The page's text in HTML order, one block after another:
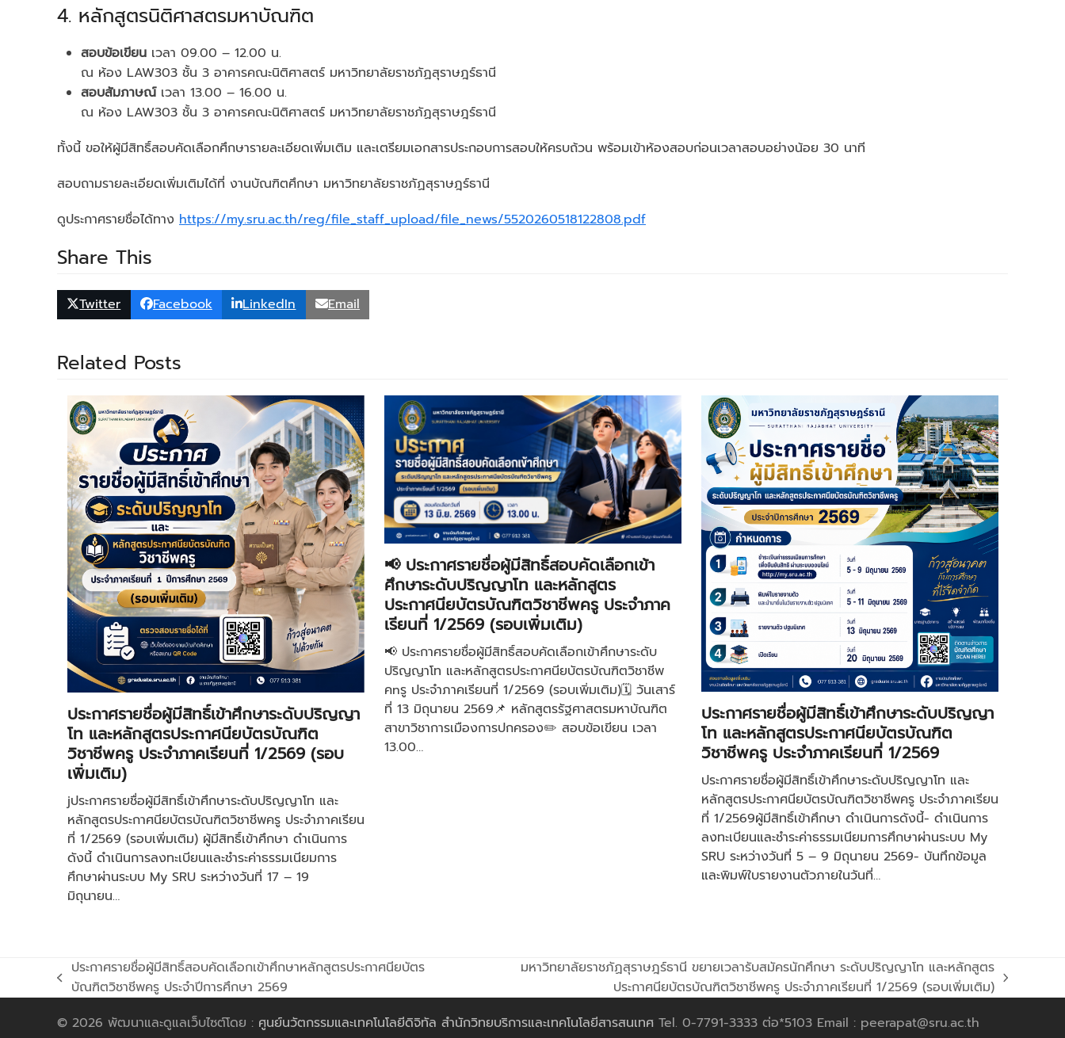
4. หลักสูตรนิติศาสตรมหาบัณฑิต
สอบข้อเขียน เวลา 09.00 – 12.00 น.
ณ ห้อง LAW303 ชั้น 3 อาคารคณะนิติศาสตร์ มหาวิทยาลัยราชภัฏสุราษฎร์ธานี
สอบสัมภาษณ์เวลา 13.00 – 16.00 น.
ณ ห้อง LAW303 ชั้น 3 อาคารคณะนิติศาสตร์ มหาวิทยาลัยราชภัฏสุราษฎร์ธานี
ทั้งนี้ ขอให้ผู้มีสิทธิ์สอบคัดเลือกศึกษารายละเอียดเพิ่มเติม และเตรียมเอกสารประกอบการสอบให้ครบถ้วน พร้อมเข้าห้องสอบก่อนเวลาสอบอย่างน้อย 30 นาที
สอบถามรายละเอียดเพิ่มเติมได้ที่ งานบัณฑิตศึกษา มหาวิทยาลัยราชภัฏสุราษฎร์ธานี
ดูประกาศรายชื่อได้ทาง https://my.sru.ac.th/reg/file_staff_upload/file_news/5520260518122808.pdf
Share This
Twitter Facebook LinkedIn Email
Related Posts
ประกาศรายชื่อผู้มีสิทธิ์เข้าศึกษาระดับปริญญา
โท และหลักสูตรประกาศนียบัตรบัณฑิต
วิชาชีพครู ประจำภาคเรียนที่ 1/2569 (รอบ
เพิ่มเติม)
jประกาศรายชื่อผู้มีสิทธิ์เข้าศึกษาระดับปริญญาโท และ
หลักสูตรประกาศนียบัตรบัณฑิตวิชาชีพครู ประจำภาคเรียน
ที่ 1/2569 (รอบเพิ่มเติม) ผู้มีสิทธิ์เข้าศึกษา ดำเนินการ
ดังนี้ ดำเนินการลงทะเบียนและชำระค่าธรรมเนียมการ
ศึกษาผ่านระบบ My SRU ระหว่างวันที่ 17 – 19
มิถุนายน…
📢 ประกาศรายชื่อผู้มีสิทธิ์สอบคัดเลือกเข้า
ศึกษาระดับปริญญาโท และหลักสูตร
ประกาศนียบัตรบัณฑิตวิชาชีพครู ประจำภาค
เรียนที่ 1/2569 (รอบเพิ่มเติม)
📢 ประกาศรายชื่อผู้มีสิทธิ์สอบคัดเลือกเข้าศึกษาระดับ
ปริญญาโท และหลักสูตรประกาศนียบัตรบัณฑิตวิชาชีพ
คnรู ประจำภาคเรียนที่ 1/2569 (รอบเพิ่มเติม)🗓️ วันเสาร์
ที่ 13 มิถุนายน 2569📌 หลักสูตรรัฐศาสตรมหาบัณฑิต
สาขาวิชาการเมืองการปกครอง✏️ สอบข้อเขียน เวลา
13.00…
ประกาศรายชื่อผู้มีสิทธิ์เข้าศึกษาระดับปริญญา
โท และหลักสูตรประกาศนียบัตรบัณฑิต
วิชาชีพครู ประจำภาคเรียนที่ 1/2569
ประกาศรายชื่อผู้มีสิทธิ์เข้าศึกษาระดับปริญญาโท และ
หลักสูตรประกาศนียบัตรบัณฑิตวิชาชีพครู ประจำภาคเรียน
ที่ 1/2569ผู้มีสิทธิ์เข้าศึกษา ดำเนินการดังนี้- ดำเนินการ
ลงทะเบียนและชำระค่าธรรมเนียมการศึกษาผ่านระบบ My
SRU ระหว่างวันที่ 5 – 9 มิถุนายน 2569- บันทึกข้อมูล
และพิมพ์ใบรายงานตัวภายในวันที่…
previous
ประกาศรายชื่อผู้มีสิทธิ์สอบคัดเลือกเข้าศึกษาหลักสูตรประกาศนียบัตร
บัณฑิตวิชาชีพครู ประจำปีการศึกษา 2569
มหาวิทยาลัยราชภัฏสุราษฎร์ธานี ขยายเวลารับสมัครนักศึกษา ระดับปริญญาโท และหลักสูตร
ประกาศนียบัตรบัณฑิตวิชาชีพครู ประจําภาคเรียนที่ 1/2569 (รอบเพิ่มเติม)
© 2026 พัฒนาและดูแลเว็บไซต์โดย : ศูนย์นวัตกรรมและเทคโนโลยีดิจิทัล สำนักวิทยบริการและเทคโนโลยีสารสนเทศ Tel. 0-7791-3333 ต่อ*5103 Email : peerapat@sru.ac.th